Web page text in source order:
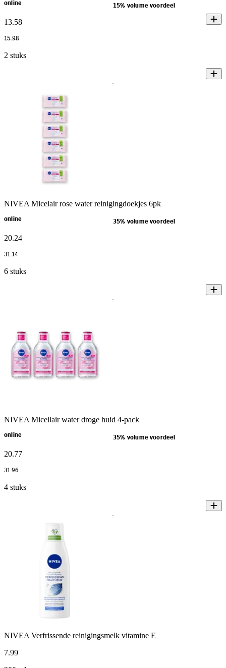
online 15% volume voordeel
13.58
15.98
2 stuks
NIVEA Micelair rose water reinigingdoekjes 6pk
online 35% volume voordeel
20.24
31.14
6 stuks
NIVEA Micellair water droge huid 4-pack
online 35% volume voordeel
20.77
31.96
4 stuks
NIVEA Verfrissende reinigingsmelk vitamine E
7.99